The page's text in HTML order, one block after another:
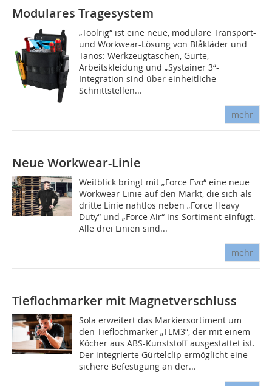
Modulares Tragesystem
„Toolrig“ ist eine neue, modulare Transport-
und Workwear-Lösung von ­Blåkläder und
Tanos: Werkzeugtaschen, Gurte,
Arbeitskleidung und „Systainer 3“-
Integration sind über einheitliche
Schnittstellen...
mehr
Neue Workwear-Linie
Weitblick bringt mit „Force Evo“ eine neue
Workwear-Linie auf den Markt, die sich als
dritte Linie nahtlos neben „Force Heavy
Duty“ und „Force Air“ ins Sortiment einfügt.
Alle drei Linien sind...
mehr
Tieflochmarker mit Magnetverschluss
Sola erweitert das Markiersortiment um
den Tieflochmarker „TLM3“, der mit einem
Köcher aus ABS-Kunststoff ausgestattet ist.
Der integrierte Gürtelclip ermöglicht eine
sichere Befestigung an der...